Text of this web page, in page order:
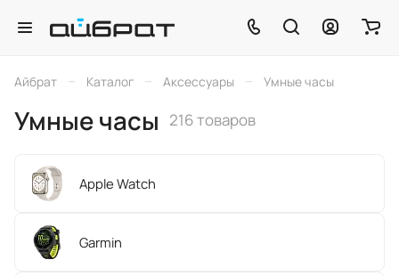
Айбрат – Каталог – Аксессуары – Умные часы
Умные часы 216 товаров
Apple Watch
Garmin